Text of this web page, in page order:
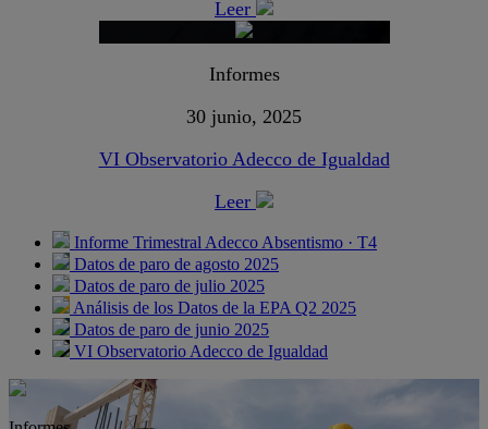
Leer
Informes
30 junio, 2025
VI Observatorio Adecco de Igualdad
Leer
Informe Trimestral Adecco Absentismo · T4
Datos de paro de agosto 2025
Datos de paro de julio 2025
Análisis de los Datos de la EPA Q2 2025
Datos de paro de junio 2025
VI Observatorio Adecco de Igualdad